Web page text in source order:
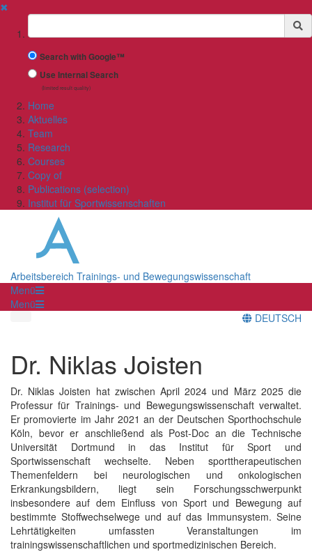
✖
Suchbegriff
Search with Google™
Use Internal Search
(limited result quality)
Home
Aktuelles
Team
Research
Courses
Copy of
Publications (selection)
Institut für Sportwissenschaften
Arbeitsbereich Trainings- und Bewegungswissenschaft
Menü
Menü
DEUTSCH
Dr. Niklas Joisten
Dr. Niklas Joisten hat zwischen April 2024 und März 2025 die
Professur für Trainings- und Bewegungswissenschaft verwaltet.
Er promovierte im Jahr 2021 an der Deutschen Sporthochschule
Köln, bevor er anschließend als Post-Doc an die Technische
Universität Dortmund in das Institut für Sport und
Sportwissenschaft wechselte. Neben sporttherapeutischen
Themenfeldern bei neurologischen und onkologischen
Erkrankungsbildern, liegt sein Forschungsschwerpunkt
insbesondere auf dem Einfluss von Sport und Bewegung auf
bestimmte Stoffwechselwege und auf das Immunsystem. Seine
Lehrtätigkeiten umfassten Veranstaltungen im
trainingswissenschaftlichen und sportmedizinischen Bereich.